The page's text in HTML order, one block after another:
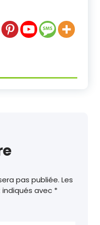
pas publiée. Les
avec *